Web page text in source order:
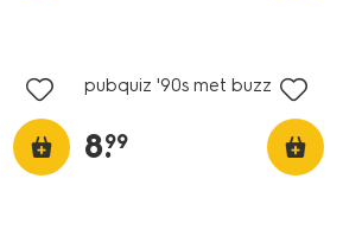
pubquiz '90s met buzzer
8.
99